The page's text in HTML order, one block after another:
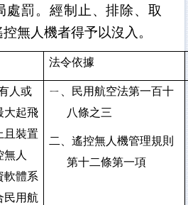
處罰。經制止、排除、取
無人機者得予以沒入。
法令依據
人或
大起飛
且裝置
人
軟體系
民用航
ㄧ、民用航空法第一百十
八條之三
二、遙控無人機管理規則
第十二條第一項